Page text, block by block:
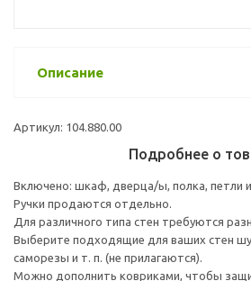
Описание
Артикул: 104.880.00
Подробнее о
Включено: шкаф, дверца/ы, полка, петли и
Ручки продаются отдельно.
Для различного типа стен требуются
Выберите подходящие для ваших стен
саморезы и т. п. (не прилагаются).
Можно дополнить ковриками, чтобы